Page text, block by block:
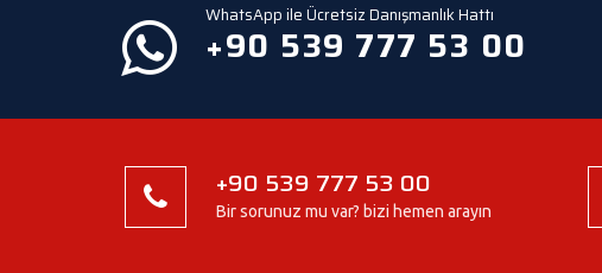
WhatsApp ile Ücretsiz Danışmanlık Hattı
+90 539 777 53 00
+90 539 777 53 00
Bir sorunuz mu var? bizi hemen arayın